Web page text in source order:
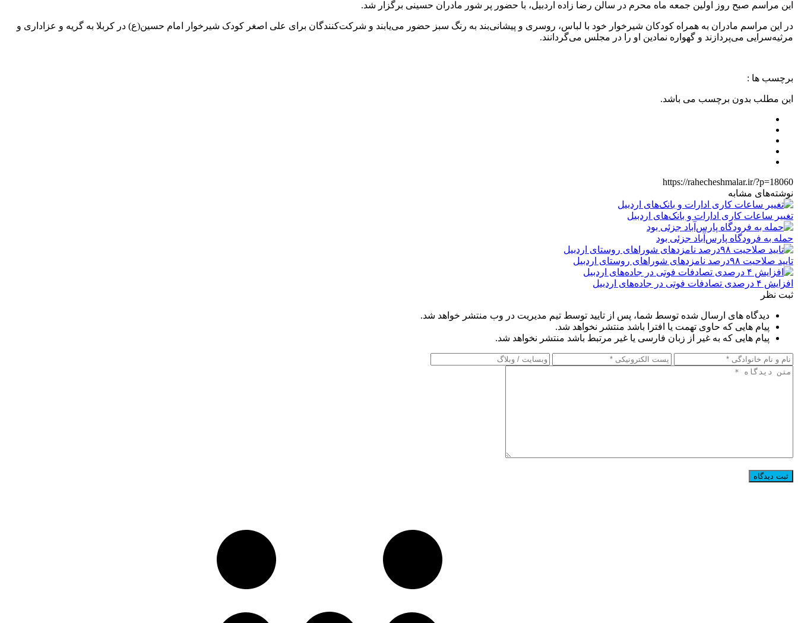
این مراسم صبح روز اولین جمعه ماه محرم در سالن رضا زاده اردبیل، با حضور پر شور مادران حسینی برگزار شد.
در این مراسم مادران به همراه کودکان شیرخوار خود با لباس، روسری و پیشانی‌بند به رنگ سبز حضور می‌یابند و شرکت‌کنندگان برای علی اصغر کودک شیرخوار امام حسین(ع) در کربلا به گریه و عزاداری و
مرثیه‌سرایی می‌پردازند و گهواره نمادین او را در مجلس می‌گردانند.
برچسب ها :
این مطلب بدون برچسب می باشد.
https://rahecheshmalar.ir/?p=18060
نوشته‌های مشابه
تغییر ساعات کاری ادارات و بانک‌های اردبیل
حمله به فرودگاه پارس‌‌آباد جزئی بود
تایید صلاحیت ۹۸درصد نامزدهای شوراهای روستای اردبیل
افزایش ۴ درصدی تصادفات فوتی در جاده‌های اردبیل
ثبت نظر
دیدگاه های ارسال شده توسط شما، پس از تایید توسط تیم مدیریت در وب منتشر خواهد شد.
پیام هایی که حاوی تهمت یا افترا باشد منتشر نخواهد شد.
پیام هایی که به غیر از زبان فارسی یا غیر مرتبط باشد منتشر نخواهد شد.